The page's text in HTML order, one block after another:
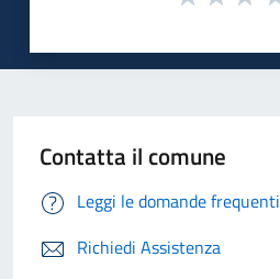
Contatta il comune
Leggi le domande frequenti
Richiedi Assistenza